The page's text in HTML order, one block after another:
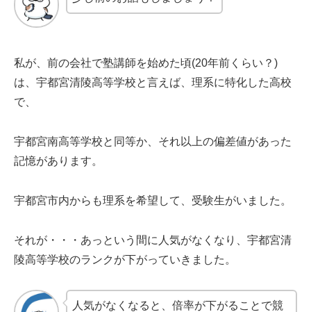
私が、前の会社で塾講師を始めた頃(20年前くらい？)
は、宇都宮清陵高等学校と言えば、理系に特化した高校
で、
宇都宮南高等学校と同等か、それ以上の偏差値があった
記憶があります。
宇都宮市内からも理系を希望して、受験生がいました。
それが・・・あっという間に人気がなくなり、宇都宮清
陵高等学校のランクが下がっていきました。
人気がなくなると、倍率が下がることで競